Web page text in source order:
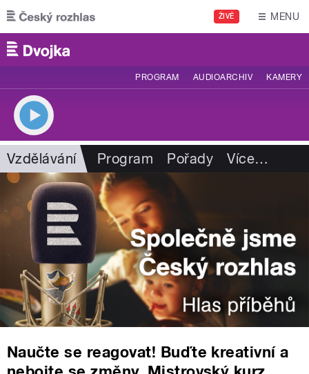
Přejít k hlavnímu obsahu
ŽIVĚ MENU
PROGRAM AUDIOARCHIV KAMERY
Vzdělávání Program Pořady Více…
Naučte se reagovat! Buďte kreativní a